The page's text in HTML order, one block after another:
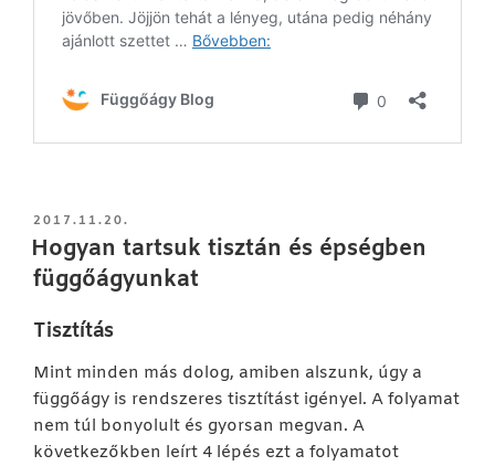
BEKÜLDVE:
2017.11.20.
Hogyan tartsuk tisztán és épségben
függőágyunkat
Tisztítás
Mint minden más dolog, amiben alszunk, úgy a
függőágy is rendszeres tisztítást igényel. A folyamat
nem túl bonyolult és gyorsan megvan. A
következőkben leírt 4 lépés ezt a folyamatot